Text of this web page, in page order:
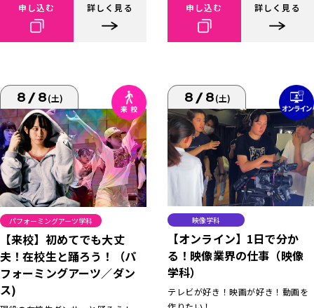
申し込む 詳しく見る 申し込む 詳しく見る
8/8(土)
パフォーミングアーツ学科
【来校】初めてでも大丈
夫！在校生と踊ろう！（パ
フォーミングアーツ／ダン
ス)
8/8(土)
映像学科
【オンライン】1日で分か
る！映像業界の仕事（映像
学科）
テレビが好き！映画が好き！動画を